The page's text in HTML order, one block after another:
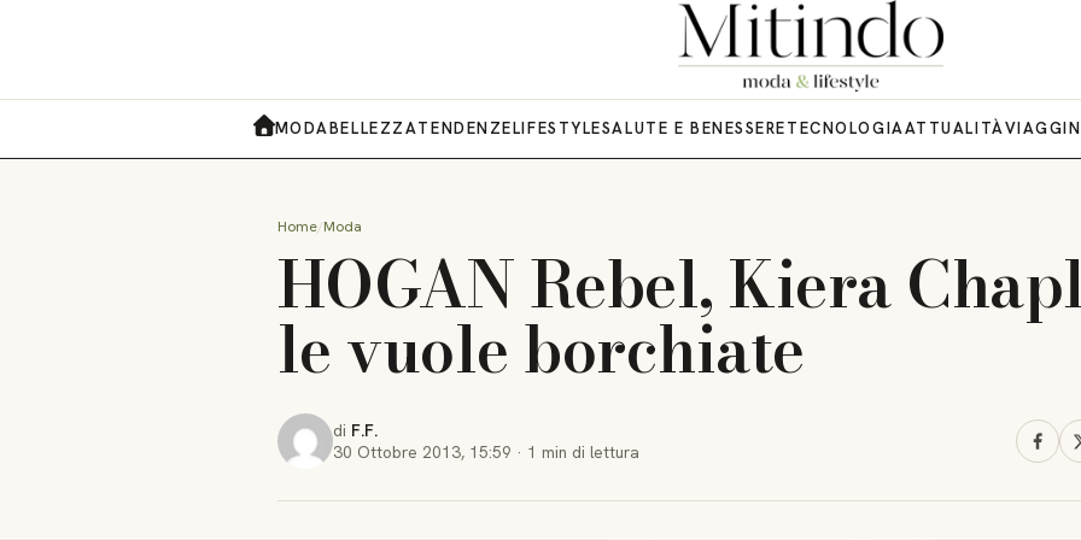
MODABELLEZZATENDENZELIFESTYLESALUTE E BENESSERETECNOLOGIAATTUALITÀVIAGGI
Home Moda
HOGAN Rebel, Kiera
le vuole borchiate
di F.F.
30 Ottobre 2013, 15:59 · 1 min di lettura